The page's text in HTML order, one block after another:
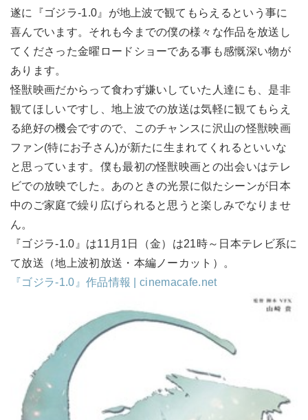
遂に『ゴジラ-1.0』が地上波で観てもらえるという事に
喜んでいます。それも今までの僕の様々な作品を放送し
てくださった金曜ロードショーである事も感慨深い物が
あります。
怪獣映画だからって食わず嫌いしていた人達にも、是非
観てほしいですし、地上波での放送は気軽に観てもらえ
る絶好の機会ですので、このチャンスに沢山の怪獣映画
ファン(特にお子さん)が新たに生まれてくれるといいな
と思っています。僕も最初の怪獣映画との出会いはテレ
ビでの放映でした。あのときの光景に似たシーンが日本
中のご家庭で繰り広げられると思うと楽しみでなりませ
ん。
『ゴジラ-1.0』は11月1日（金）は21時～日本テレビ系に
て放送（地上波初放送・本編ノーカット）。
『ゴジラ-1.0』作品情報 | cinemacafe.net